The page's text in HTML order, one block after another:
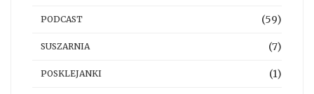
PODCAST (59)
SUSZARNIA (7)
POSKLEJANKI (1)